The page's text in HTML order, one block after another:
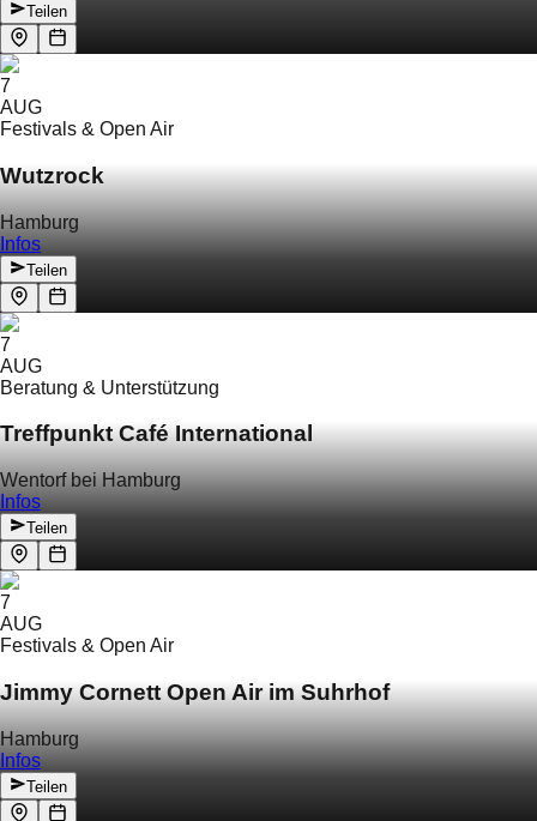
Teilen
7
AUG
Festivals & Open Air
Wutzrock
Hamburg
Infos
Teilen
7
AUG
Beratung & Unterstützung
Treffpunkt Café International
Wentorf bei Hamburg
Infos
Teilen
7
AUG
Festivals & Open Air
Jimmy Cornett Open Air im Suhrhof
Hamburg
Infos
Teilen